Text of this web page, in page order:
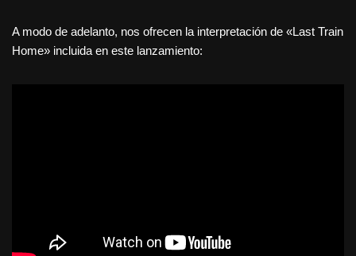
A modo de adelanto, nos ofrecen la interpretación de «Last Train
Home» incluida en este lanzamiento: